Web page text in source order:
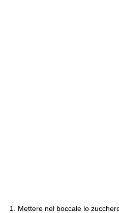
Mettere nel boccale lo